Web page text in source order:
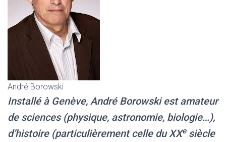
André Borowski
Installé à Genève, André Borowski est amateur
de sciences (physique, astronomie, biologie…),
d’histoire (particulièrement celle du XXesiècle